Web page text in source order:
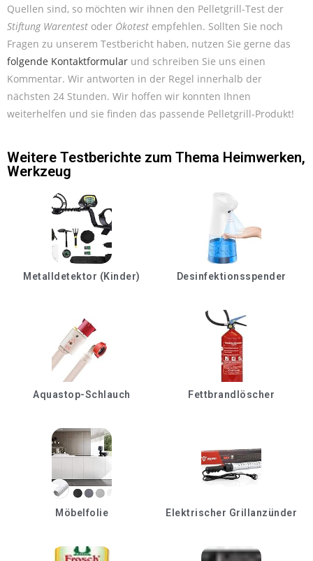
Quellen sind, so möchten wir ihnen den Pelletgrill-Test der
Stiftung Warentest oder Ökotest empfehlen. Sollten Sie noch
Fragen zu unserem Testbericht haben, nutzen Sie gerne das
folgende Kontaktformular und schreiben Sie uns einen
Kommentar. Wir antworten in der Regel innerhalb der
nächsten 24 Stunden. Wir hoffen wir konnten Ihnen
weiterhelfen und sie finden das passende Pelletgrill-Produkt!
Weitere Testberichte zum Thema Heimwerken,
Werkzeug
Metalldetektor (Kinder) Desinfektionsspender
Aquastop-Schlauch Fettbrandlöscher
Möbelfolie Elektrischer Grillanzünder